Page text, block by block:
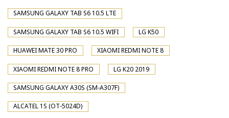
SAMSUNG GALAXY TAB S6 10.5 LTE
SAMSUNG GALAXY TAB S6 10.5 WIFI LG K50
HUAWEI MATE 30 PRO XIAOMI REDMI NOTE 8
XIAOMI REDMI NOTE 8 PRO LG K20 2019
SAMSUNG GALAXY A30S (SM-A307F)
ALCATEL 1S (OT-5024D)